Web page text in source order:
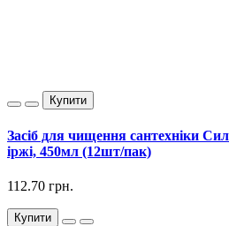
Купити
Засіб для чищення сантехніки
іржі, 450мл (12шт/пак)
112.70 грн.
Купити